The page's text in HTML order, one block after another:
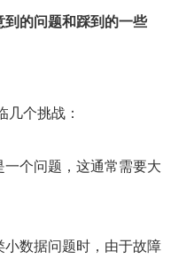
的问题和踩到的一些
个挑战：
个问题，这通常需要大
数据问题时，由于故障